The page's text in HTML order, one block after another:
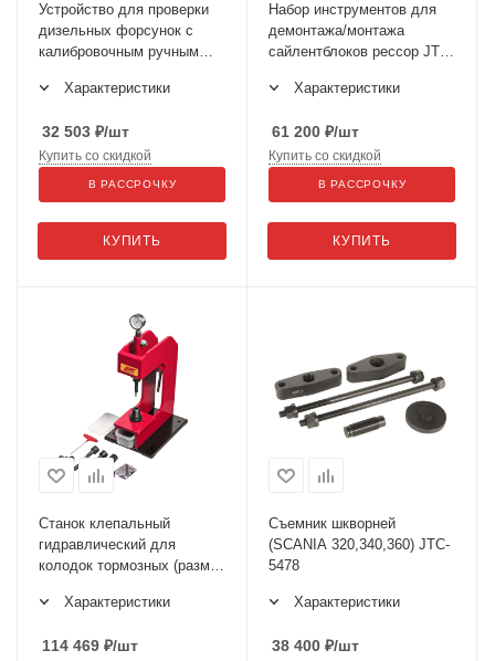
Устройство для проверки
дизельных форсунок с
калибровочным ручным
Характеристики
32 503 ₽/шт
КУПИТЬ
Купить со скидкой
В РАССРОЧКУ
Набор инструментов для
демонтажа/монтажа
сайлентблоков рессор JTC-
Характеристики
61 200 ₽/шт
КУПИТЬ
Купить со скидкой
В РАССРОЧКУ
Станок клепальный
гидравлический для
колодок тормозных (размер
Характеристики
114 469 ₽/шт
Съемник шкворней
(SCANIA 320,340,360) JTC-
5478
Характеристики
38 400 ₽/шт